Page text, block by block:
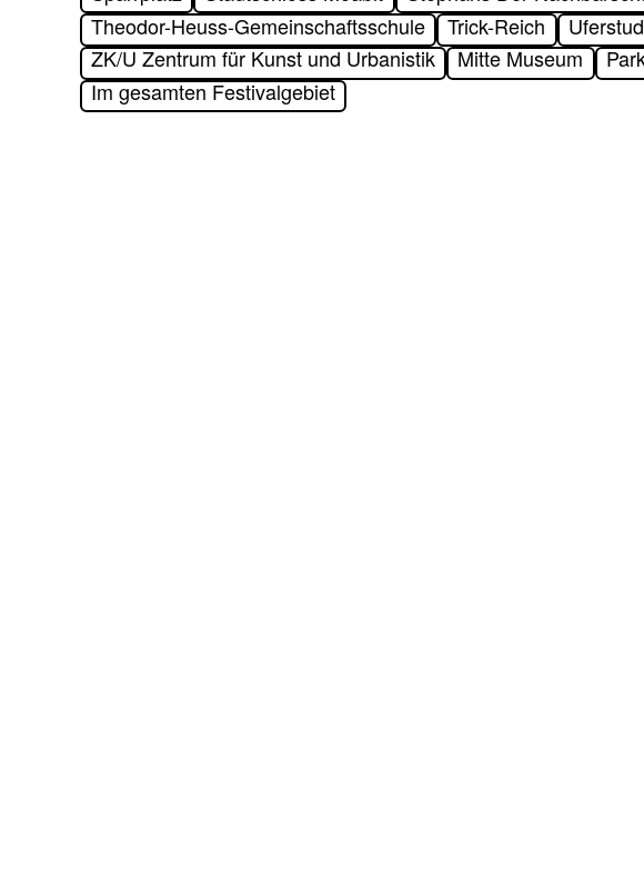
Theodor-Heuss-Gemeinschaftsschule
Trick-Reich
ZK/U Zentrum für Kunst und Urbanistik
Mitte Museum
Im gesamten Festivalgebiet